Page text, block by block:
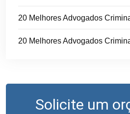
20 Melhores Advogados
20 Melhores Advogados
Solicite um